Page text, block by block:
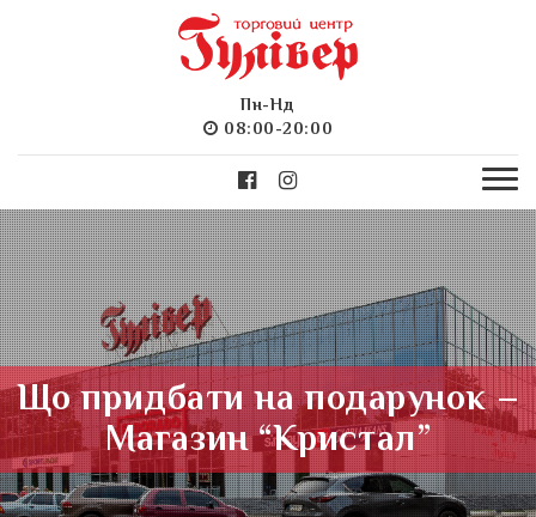
Пн-Нд
08:00-20:00
Що придбати на подарунок –
Магазин “Кристал”